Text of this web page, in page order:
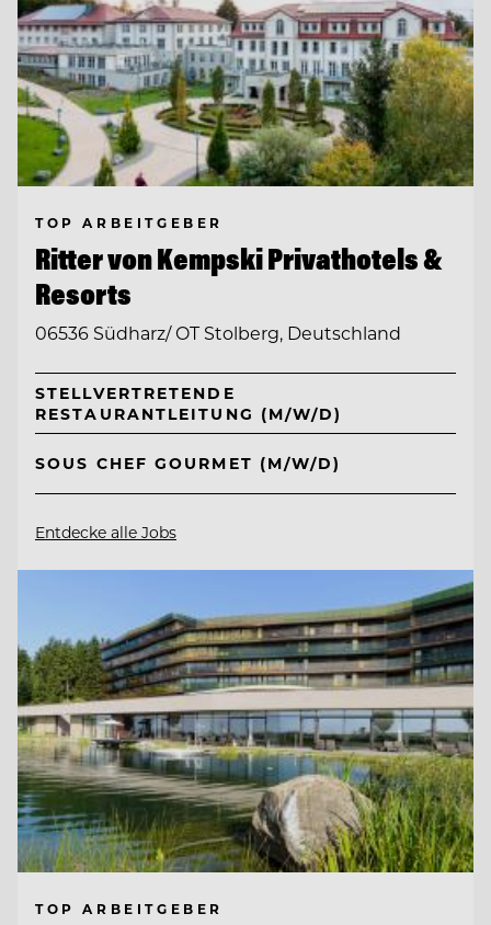
TOP ARBEITGEBER
Ritter von Kempski Privathotels &
Resorts
06536 Südharz/ OT Stolberg, Deutschland
STELLVERTRETENDE
RESTAURANTLEITUNG (M/W/D)
SOUS CHEF GOURMET (M/W/D)
Entdecke alle Jobs
TOP ARBEITGEBER